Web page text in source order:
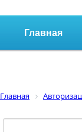
Главная
Главная